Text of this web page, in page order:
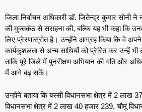
जिला निर्वाचन अधिकारी डॉ. जितेन्द्र कुमार
की मुक्तकंठ से सराहना की, बल्कि यह भी कहा कि
लिए प्रेरणास्रोत है। उन्होंने आग्रह किया कि वे
कार्यकुशलता से अन्य साथियों को प्रेरित कर उन्हें भी
ताकि पूरे जिले में पुनरीक्षण अभियान की गति और
में आगे बढ़ सकें।
उन्होंने बताया कि बस्सी विधानसभा क्षेत्र में 2 लाख
विधानसभा क्षेत्र में 2 लाख 40 हजार 239, चौमूं